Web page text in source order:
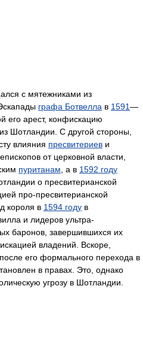
с мятежниками из
графа Ботвелла в 1591—
его арест, конфискацию
Шотландии. С другой стороны,
влияния пресвитериев и
от церковной власти,
пуританам , а в 1592 году
о пресвитерианской
про-пресвитерианской
короля в 1594 году в
и лидеров ультра-
баронов, завершившихся их
владений. Вскоре,
его формального перехода в
в правах. Это, однако
угрозу в Шотландии.